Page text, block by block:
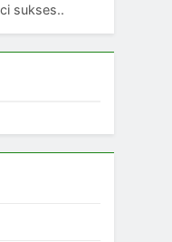
sukses..